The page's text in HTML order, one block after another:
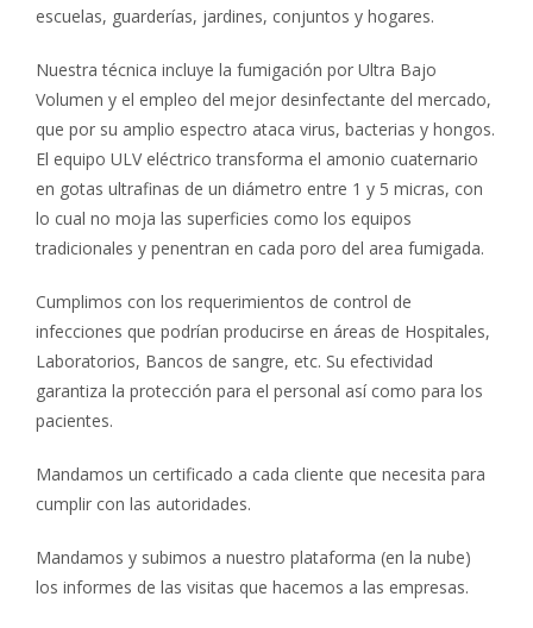
escuelas, guarderías, jardines, conjuntos y hogares.
Nuestra técnica incluye la fumigación por Ultra Bajo
Volumen y el empleo del mejor desinfectante del mercado,
que por su amplio espectro ataca virus, bacterias y hongos.
El equipo ULV eléctrico transforma el amonio cuaternario
en gotas ultrafinas de un diámetro entre 1 y 5 micras, con
lo cual no moja las superficies como los equipos
tradicionales y penentran en cada poro del area fumigada.
Cumplimos con los requerimientos de control de
infecciones que podrían producirse en áreas de Hospitales,
Laboratorios, Bancos de sangre, etc. Su efectividad
garantiza la protección para el personal así como para los
pacientes.
Mandamos un certificado a cada cliente que necesita para
cumplir con las autoridades.
Mandamos y subimos a nuestro plataforma (en la nube)
los informes de las visitas que hacemos a las empresas.